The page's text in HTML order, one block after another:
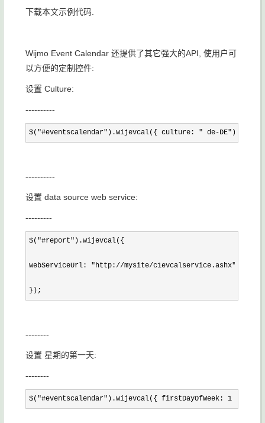
下载本文示例代码.
Wijmo Event Calendar 还提供了其它强大的API, 使用户可
以方便的定制控件:
设置 Culture:
----------
$("#eventscalendar").wijevcal({ culture: " de-DE");
----------
设置 data source web service:
---------
$("#report" ).wijevcal({
webServiceUrl: "http://mysite/c1evcalservice.ashx"
});
--------
设置 星期的第一天:
--------
$("#eventscalendar").wijevcal({ firstDayOfWeek: 1 });